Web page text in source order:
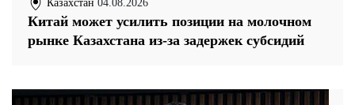
Казахстан 04.08.2026
Китай может усилить позиции на молочном
рынке Казахстана из-за задержек субсидий